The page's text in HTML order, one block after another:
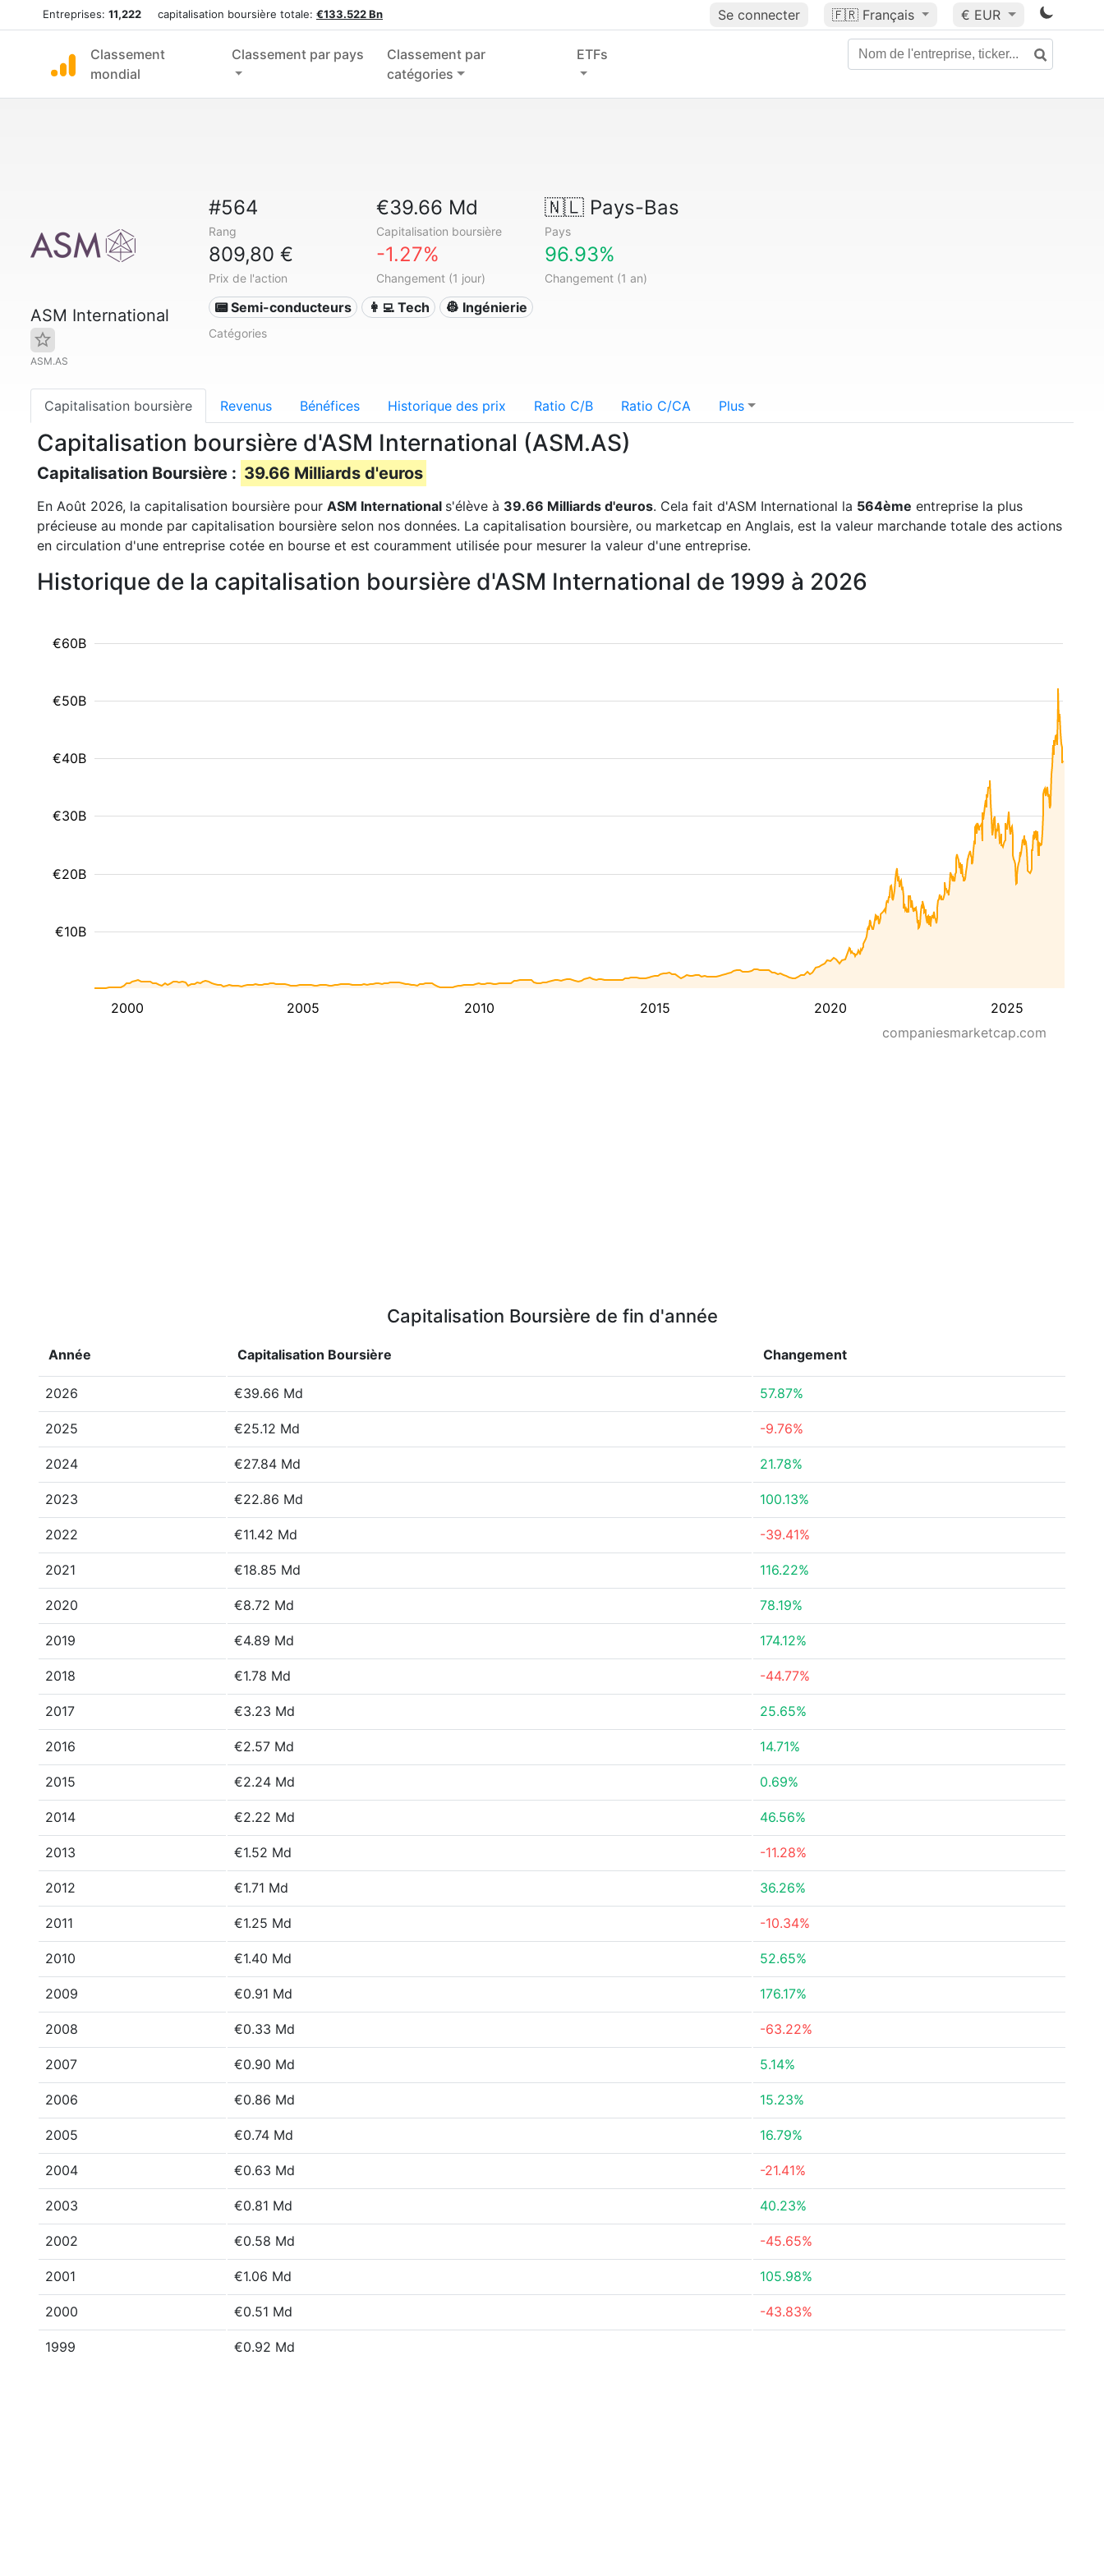
Entreprises: 11,222 capitalisation boursière totale: €133.522 Bn Se connecter 🇫🇷 Français € EUR
Classement
mondial
Classement par pays
Classement par
catégories
ETFs
ASM International
ASM.AS
#564
Rang
€39.66 Md
Capitalisation boursière
🇳🇱Pays-Bas
Pays
809,80 €
Prix de l'action
-1.27%
Changement (1 jour)
96.93%
Changement (1 an)
📟 Semi-conducteurs 👩‍💻 Tech 👷 Ingénierie
Catégories
Capitalisation boursière Revenus Bénéfices Historique des prix Ratio C/B Ratio C/CA Plus
Capitalisation boursière d'ASM International (ASM.AS)
Capitalisation Boursière : 39.66 Milliards d'euros
En Août 2026, la capitalisation boursière pour ASM International s'élève à 39.66 Milliards d'euros. Cela fait d'ASM International la 564ème entreprise la plus
précieuse au monde par capitalisation boursière selon nos données. La capitalisation boursière, ou marketcap en Anglais, est la valeur marchande totale des actions
en circulation d'une entreprise cotée en bourse et est couramment utilisée pour mesurer la valeur d'une entreprise.
Historique de la capitalisation boursière d'ASM International de 1999 à 2026
2000 2005 2010 2015 2020 2025
€10B
€20B
€30B
€40B
€50B
€60B
companiesmarketcap.com
Capitalisation Boursière de fin d'année
Année Capitalisation Boursière Changement
2026 €39.66 Md 57.87%
2025 €25.12 Md -9.76%
2024 €27.84 Md 21.78%
2023 €22.86 Md 100.13%
2022 €11.42 Md -39.41%
2021 €18.85 Md 116.22%
2020 €8.72 Md 78.19%
2019 €4.89 Md 174.12%
2018 €1.78 Md -44.77%
2017 €3.23 Md 25.65%
2016 €2.57 Md 14.71%
2015 €2.24 Md 0.69%
2014 €2.22 Md 46.56%
2013 €1.52 Md -11.28%
2012 €1.71 Md 36.26%
2011 €1.25 Md -10.34%
2010 €1.40 Md 52.65%
2009 €0.91 Md 176.17%
2008 €0.33 Md -63.22%
2007 €0.90 Md 5.14%
2006 €0.86 Md 15.23%
2005 €0.74 Md 16.79%
2004 €0.63 Md -21.41%
2003 €0.81 Md 40.23%
2002 €0.58 Md -45.65%
2001 €1.06 Md 105.98%
2000 €0.51 Md -43.83%
1999 €0.92 Md